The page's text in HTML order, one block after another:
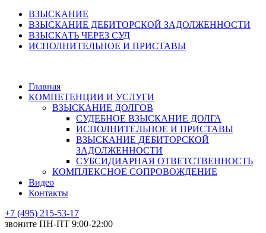
ВЗЫСКАНИЕ
ВЗЫСКАНИЕ ДЕБИТОРСКОЙ ЗАДОЛЖЕННОСТИ
ВЗЫСКАТЬ ЧЕРЕЗ СУД
ИСПОЛНИТЕЛЬНОЕ И ПРИСТАВЫ
Главная
КОМПЕТЕНЦИИ И УСЛУГИ
ВЗЫСКАНИЕ ДОЛГОВ
СУДЕБНОЕ ВЗЫСКАНИЕ ДОЛГА
ИСПОЛНИТЕЛЬНОЕ И ПРИСТАВЫ
ВЗЫСКАНИЕ ДЕБИТОРСКОЙ
ЗАДОЛЖЕННОСТИ
СУБСИДИАРНАЯ ОТВЕТСТВЕННОСТЬ
КОМПЛЕКСНОЕ СОПРОВОЖДЕНИЕ
Видео
Контакты
+7 (495) 215-53-17
звоните ПН-ПТ 9:00-22:00